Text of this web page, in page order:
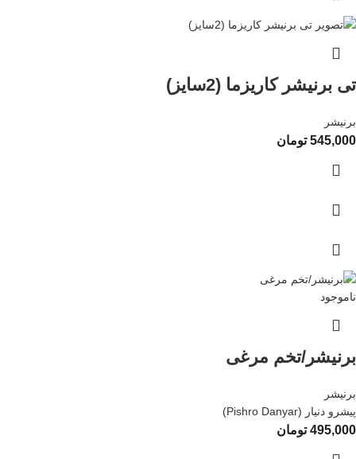
تی برنیشر کاریزما (2سایز)
برنیشر
545,000 تومان
ناموجود
برنیشر/تخم مرغی
برنیشر
پیشرو دنیار (Pishro Danyar)
495,000 تومان